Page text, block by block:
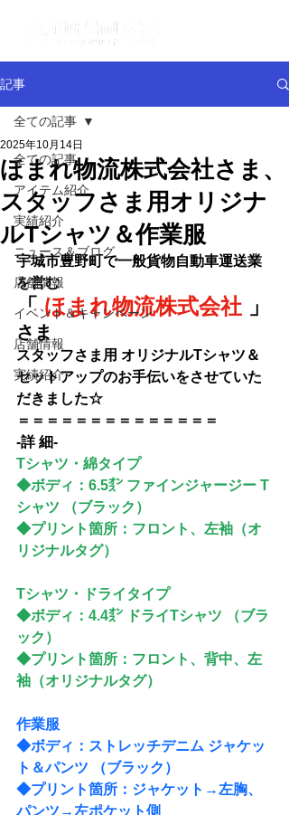
記事
全ての記事
アイテム紹介
実績紹介
ニュース＆ブログ
店舗情報
イベント＆キャンペーン
店舗情報
実績紹介
全ての記事
ほまれ物流株式会社さま、
スタッフさま用オリジナ
ルTシャツ＆作業服
2025年10月14日
宇城市豊野町で一般貨物自動車運送業
を営む
「 ほまれ物流株式会社 」
さま
スタッフさま用 オリジナルTシャツ＆
セットアップのお手伝いをさせていた
だきました☆
＝＝＝＝＝＝＝＝＝＝＝＝＝＝
-詳 細-
Tシャツ・綿タイプ
◆ボディ： 6.5㌉ ファインジャージー T
シャツ （ブラック）
◆プリント箇所：フロント、左袖（オ
リジナルタグ）
Tシャツ・ドライタイプ
◆ボディ：4.4㌉ ドライTシャツ （ブラ
ック）
◆プリント箇所：フロント、背中、左
袖（オリジナルタグ）
作業服
◆ボディ： ストレッチデニム ジャケッ
ト＆パンツ （ブラック）
◆プリント箇所：ジャケット→左胸、
パンツ→左ポケット側